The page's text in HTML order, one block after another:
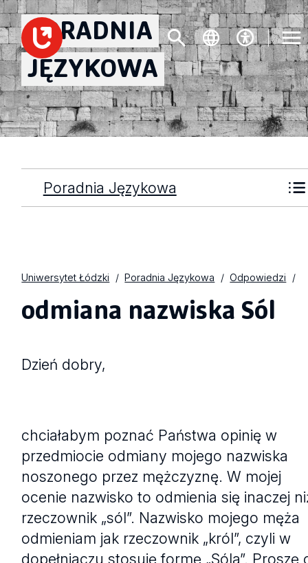
PORADNIA
JĘZYKOWA
Poradnia Językowa
Uniwersytet Łódzki Poradnia Językowa Odpowiedzi
odmiana nazwiska Sól
Dzień dobry,
chciałabym poznać Państwa opinię w
przedmiocie odmiany mojego nazwiska
noszonego przez mężczyznę. W mojej
ocenie nazwisko to odmienia się inaczej
rzeczownik „sól”. Nazwisko mojego męża
odmieniam jak rzeczownik „król”, czyli w
dopełniaczu stosuję formę „Sóla”. Proszę